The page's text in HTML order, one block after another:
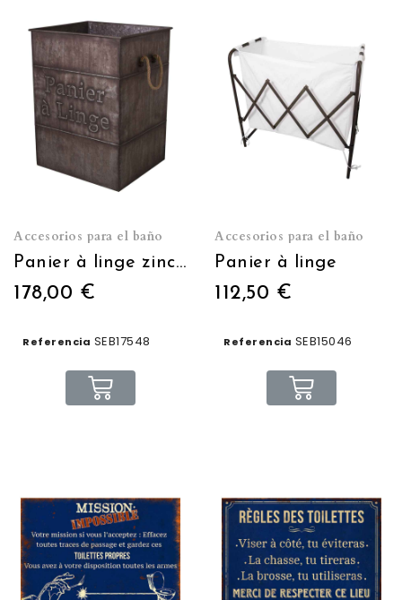
Accesorios para el baño
Panier à linge zinc 45 x 60 x 40 cm
178,00 €
Referencia SEB17548
Accesorios para el baño
Panier à linge
112,50 €
Referencia SEB15046